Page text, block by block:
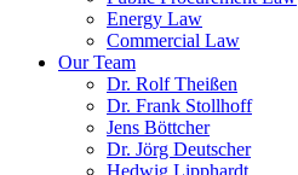
Energy Law
Commercial Law
Our Team
Dr. Rolf Theißen
Dr. Frank Stollhoff
Jens Böttcher
Dr. Jörg Deutscher
Hedwig Lipphardt